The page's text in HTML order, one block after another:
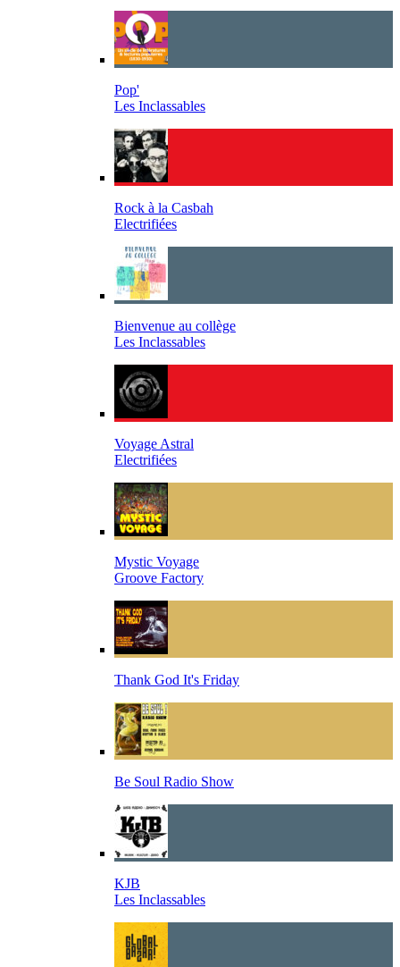
Pop'
Les Inclassables
Rock à la Casbah
Electrifiées
Bienvenue au collège
Les Inclassables
Voyage Astral
Electrifiées
Mystic Voyage
Groove Factory
Thank God It's Friday
Be Soul Radio Show
KJB
Les Inclassables